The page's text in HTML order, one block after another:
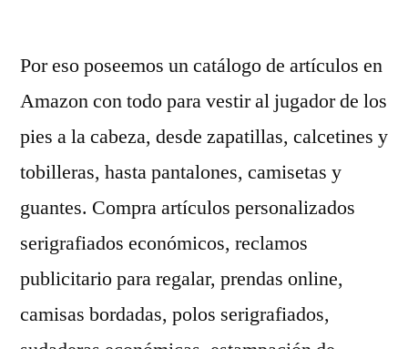
Por eso poseemos un catálogo de artículos en
Amazon con todo para vestir al jugador de los
pies a la cabeza, desde zapatillas, calcetines y
tobilleras, hasta pantalones, camisetas y
guantes. Compra artículos personalizados
serigrafiados económicos, reclamos
publicitario para regalar, prendas online,
camisas bordadas, polos serigrafiados,